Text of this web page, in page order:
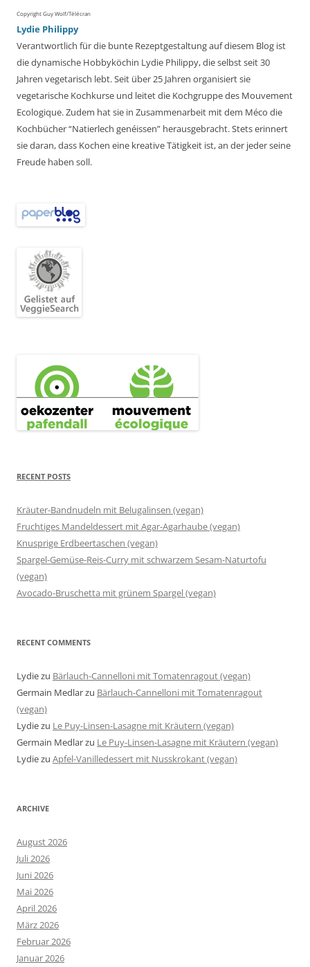
Copyright Guy Wolf/Télécran
Lydie Philippy
Verantwortlich für die bunte Rezeptgestaltung auf diesem Blog ist
die dynamische Hobbyköchin Lydie Philippy, die selbst seit 30
Jahren vegetarisch lebt. Seit über 25 Jahren organisiert sie
vegetarische Kochkurse und leitet die Kochgruppe des Mouvement
Ecologique. Zudem hat sie in Zusammenarbeit mit dem Méco die
Kochbücher “Natierlech genéissen” herausgebracht. Stets erinnert
sie daran, dass Kochen eine kreative Tätigkeit ist, an der jeder seine
Freude haben soll.
RECENT POSTS
Kräuter-Bandnudeln mit Belugalinsen (vegan)
Fruchtiges Mandeldessert mit Agar-Agarhaube (vegan)
Knusprige Erdbeertaschen (vegan)
Spargel-Gemüse-Reis-Curry mit schwarzem Sesam-Naturtofu
(vegan)
Avocado-Bruschetta mit grünem Spargel (vegan)
RECENT COMMENTS
Lydiezu Bärlauch-Cannelloni mit Tomatenragout (vegan)
Germain Medlarzu Bärlauch-Cannelloni mit Tomatenragout
(vegan)
Lydiezu Le Puy-Linsen-Lasagne mit Kräutern (vegan)
Germain Medlarzu Le Puy-Linsen-Lasagne mit Kräutern (vegan)
Lydiezu Apfel-Vanilledessert mit Nusskrokant (vegan)
ARCHIVE
August 2026
Juli 2026
Juni 2026
Mai 2026
April 2026
März 2026
Februar 2026
Januar 2026